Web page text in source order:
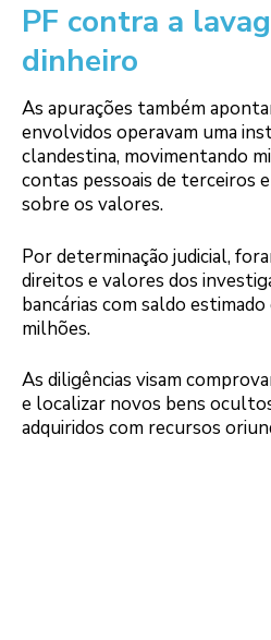
PF contra a
dinheiro
As apurações também
envolvidos operavam uma
clandestina, movimentando
contas pessoais de terceiros
sobre os valores.
Por determinação judicial,
direitos e valores dos
bancárias com saldo estimado
milhões.
As diligências visam
e localizar novos bens
adquiridos com recursos